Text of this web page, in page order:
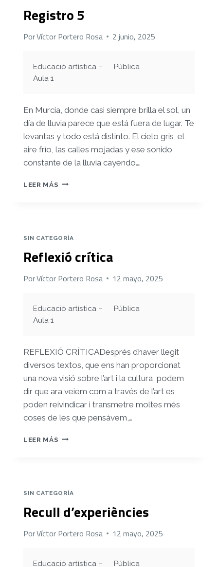
Registro 5
PorVíctor Portero Rosa 2 junio, 2025
Educació artística –
Aula 1
Pública
En Murcia, donde casi siempre brilla el sol, un
día de lluvia parece que está fuera de lugar. Te
levantas y todo está distinto. El cielo gris, el
aire frío, las calles mojadas y ese sonido
constante de la lluvia cayendo….
LEER MÁS REGISTRO
SIN CATEGORÍA
Reflexió crítica
PorVíctor Portero Rosa 12 mayo, 2025
Educació artística –
Aula 1
Pública
REFLEXIÓ CRÍTICADesprés d’haver llegit
diversos textos, que ens han proporcionat
una nova visió sobre l’art i la cultura, podem
dir que ara veiem com a través de l’art es
poden reivindicar i transmetre moltes més
coses de les que pensàvem, …
LEER MÁS REFLEXIÓ
SIN CATEGORÍA
Recull d’experiències
PorVíctor Portero Rosa 12 mayo, 2025
Educació artística – Pública